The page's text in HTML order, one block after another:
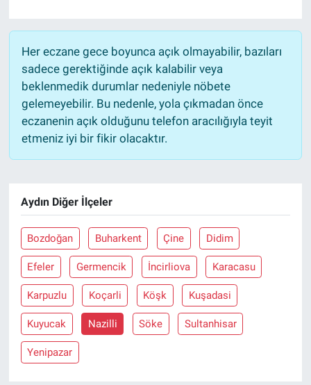
Her eczane gece boyunca açık olmayabilir, bazıları
sadece gerektiğinde açık kalabilir veya
beklenmedik durumlar nedeniyle nöbete
gelemeyebilir. Bu nedenle, yola çıkmadan önce
eczanenin açık olduğunu telefon aracılığıyla teyit
etmeniz iyi bir fikir olacaktır.
Aydın Diğer İlçeler
Bozdoğan Buharkent Çine Didim
Efeler Germencik İncirliova Karacasu
Karpuzlu Koçarli Köşk Kuşadasi
Kuyucak Nazilli Söke Sultanhisar
Yenipazar